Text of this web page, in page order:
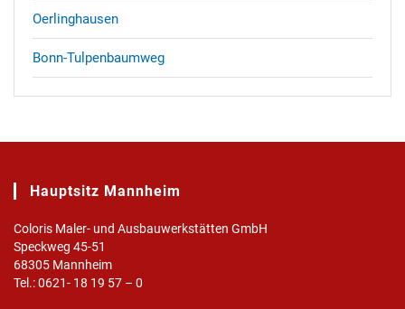
Oerlinghausen
Bonn-Tulpenbaumweg
Hauptsitz Mannheim
Coloris Maler- und Ausbauwerkstätten GmbH
Speckweg 45-51
68305 Mannheim
Tel.: 0621- 18 19 57 – 0